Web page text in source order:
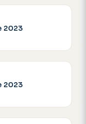
2023
2023